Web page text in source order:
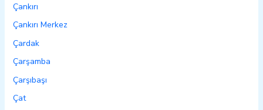
Çankırı
Çankırı Merkez
Çardak
Çarşamba
Çarşıbaşı
Çat